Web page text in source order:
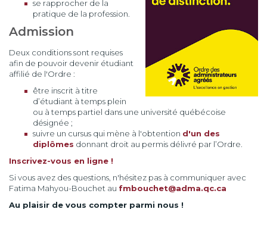
se rapprocher de la
pratique de la profession.
Admission
Deux conditions sont requises
afin de pouvoir devenir étudiant
affilié de l'Ordre :
être inscrit à titre
d’étudiant à temps plein
ou à temps partiel dans une université québécoise
désignée ;
suivre un cursus qui mène à l'obtention d'un des
diplômes donnant droit au permis délivré par l’Ordre.
Inscrivez-vous en ligne !
Si vous avez des questions, n'hésitez pas à communiquer avec
Fatima Mahyou-Bouchet au fmbouchet@adma.qc.ca
Au plaisir de vous compter parmi nous !